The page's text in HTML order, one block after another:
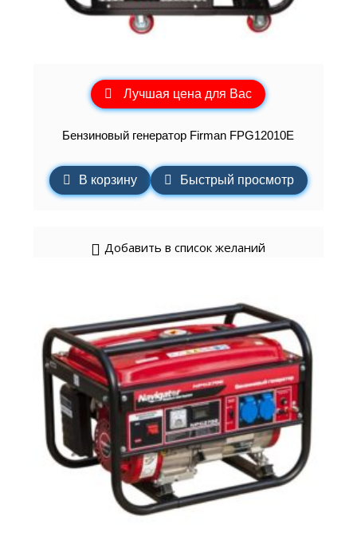
Лучшая цена для Вас
Бензиновый генератор Firman FPG12010E
В корзину Быстрый просмотр
Добавить в список желаний